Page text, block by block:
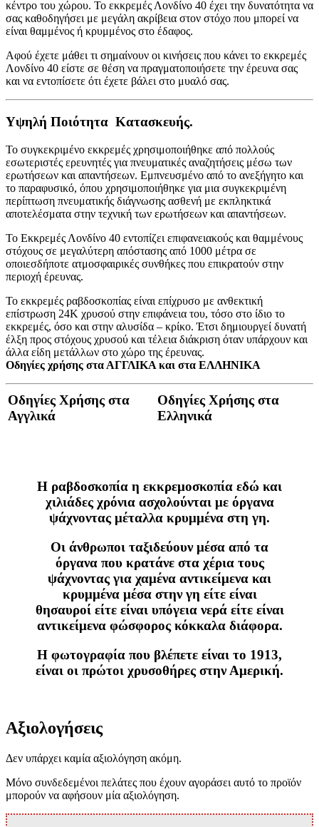
κέντρο του χώρου. Το εκκρεμές Λονδίνο 40 έχει την δυνατότητα να
σας καθοδηγήσει με μεγάλη ακρίβεια στον στόχο που μπορεί να
είναι θαμμένος ή κρυμμένος στο έδαφος.
Αφού έχετε μάθει τι σημαίνουν οι κινήσεις που κάνει το εκκρεμές
Λονδίνο 40 είστε σε θέση να πραγματοποιήσετε την έρευνα σας
και να εντοπίσετε ότι έχετε βάλει στο μυαλό σας.
Υψηλή Ποιότητα Κατασκευής.
Το συγκεκριμένο εκκρεμές χρησιμοποιήθηκε από πολλούς
εσωτεριστές ερευνητές για πνευματικές αναζητήσεις μέσω των
ερωτήσεων και απαντήσεων. Εμπνευσμένο από το ανεξήγητο και
το παραφυσικό, όπου χρησιμοποιήθηκε για μια συγκεκριμένη
περίπτωση πνευματικής διάγνωσης ασθενή με εκπληκτικά
αποτελέσματα στην τεχνική των ερωτήσεων και απαντήσεων.
Το Εκκρεμές Λονδίνο 40 εντοπίζει επιφανειακούς και θαμμένους
στόχους σε μεγαλύτερη απόστασης από 1000 μέτρα σε
οποιεσδήποτε ατμοσφαιρικές συνθήκες που επικρατούν στην
περιοχή έρευνας.
Το εκκρεμές ραβδοσκοπίας είναι επίχρυσο με ανθεκτική
επίστρωση 24Κ χρυσού στην επιφάνεια του, τόσο στο ίδιο το
εκκρεμές, όσο και στην αλυσίδα – κρίκο. Έτσι δημιουργεί δυνατή
έλξη προς στόχους χρυσού και τέλεια διάκριση όταν υπάρχουν και
άλλα είδη μετάλλων στο χώρο της έρευνας.
Οδηγίες χρήσης στα ΑΓΓΛΙΚΑ και στα ΕΛΛΗΝΙΚΑ
Οδηγίες Χρήσης στα
Αγγλικά
Οδηγίες Χρήσης στα
Ελληνικά
Η ραβδοσκοπία η εκκρεμοσκοπία εδώ και
χιλιάδες χρόνια ασχολούνται με όργανα
ψάχνοντας μέταλλα κρυμμένα στη γη.
Οι άνθρωποι ταξιδεύουν μέσα από τα
όργανα που κρατάνε στα χέρια τους
ψάχνοντας για χαμένα αντικείμενα και
κρυμμένα μέσα στην γη είτε είναι
θησαυροί είτε είναι υπόγεια νερά είτε είναι
αντικείμενα φώσφορος κόκκαλα διάφορα.
Η φωτογραφία που βλέπετε είναι το 1913,
είναι οι πρώτοι χρυσοθήρες στην Αμερική.
Αξιολογήσεις
Δεν υπάρχει καμία αξιολόγηση ακόμη.
Μόνο συνδεδεμένοι πελάτες που έχουν αγοράσει αυτό το προϊόν
μπορούν να αφήσουν μία αξιολόγηση.